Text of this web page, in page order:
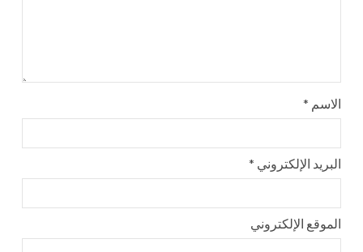
الاسم *
البريد الإلكتروني *
الموقع الإلكتروني